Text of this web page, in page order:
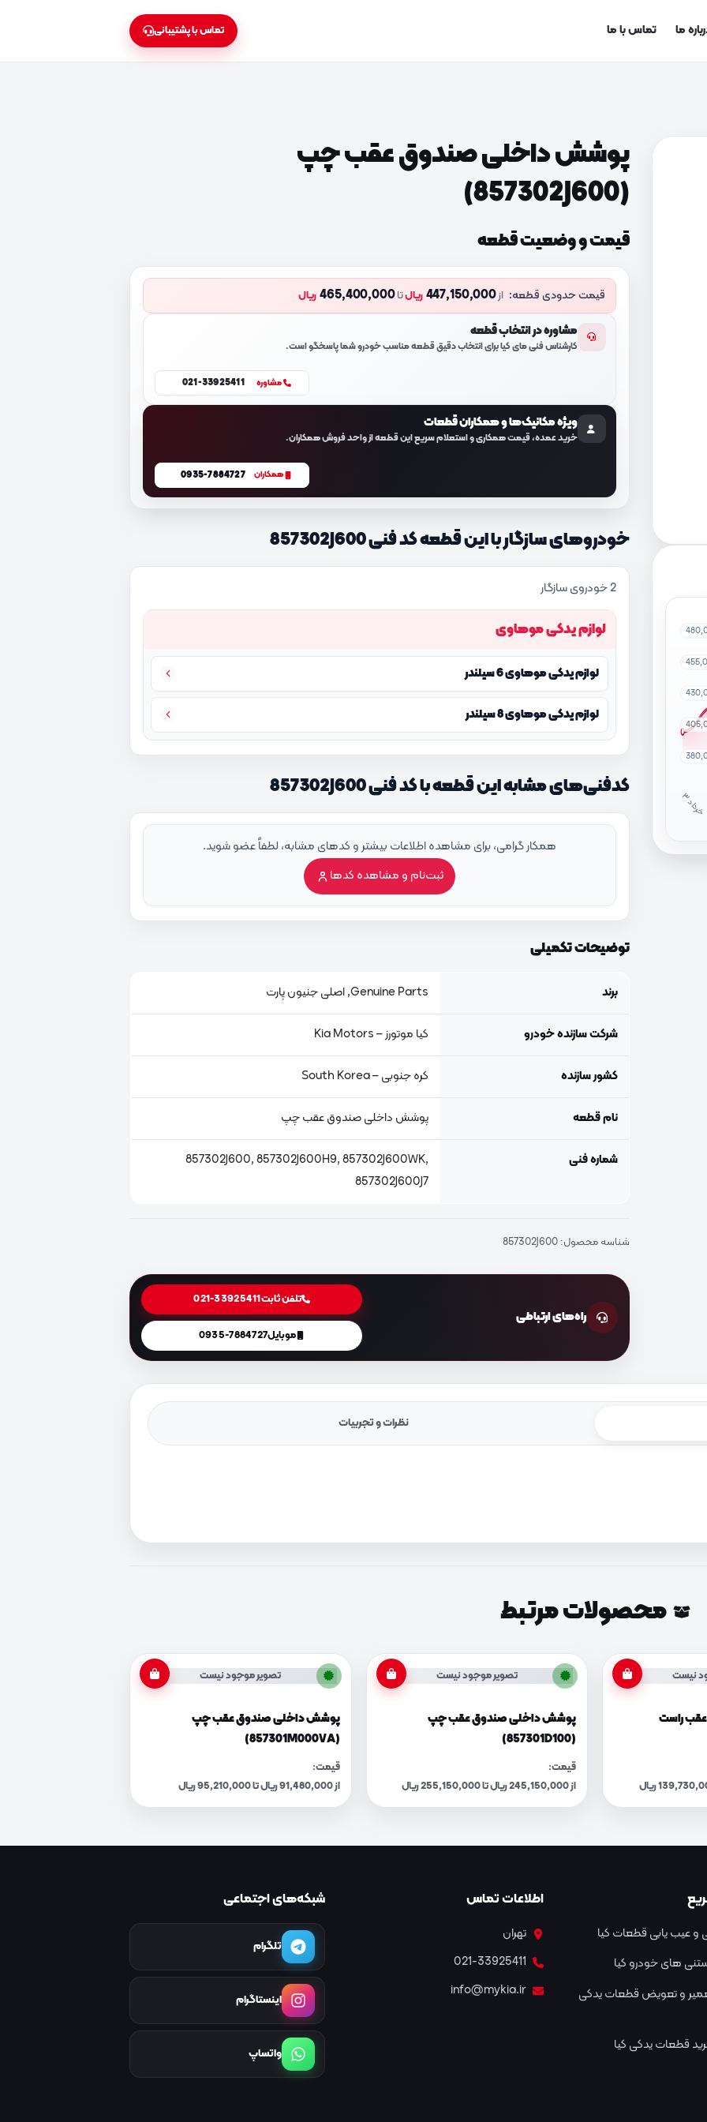
ما تماس با ما تماس با پشتیبانی
خ
ر
داد
۳
پوشش داخلی صندوق عقب چپ
(857302J600)
قیمت و وضعیت قطعه
قیمت حدودی قطعه: از447,150,000 ریالتا465,400,000 ریال
مشاوره در انتخاب قطعه
کارشناس فنی مای کیا برای انتخاب دقیق قطعه مناسب خودرو شما پاسخگو است.
مشاوره 021-33925411
ویژه مکانیک‌ها و همکاران قطعات
خرید عمده، قیمت همکاری و استعلام سریع این قطعه از واحد فروش همکاران.
همکاران 0935-7884727
خودروهای سازگار با این قطعه کد فنی 857302J600
2 خودروی سازگار
لوازم یدکی موهاوی
لوازم یدکی موهاوی 6 سیلندر
لوازم یدکی موهاوی 8 سیلندر
کدفنی‌های مشابه این قطعه با کد فنی 857302J600
همکار گرامی، برای مشاهده اطلاعات بیشتر و کدهای مشابه، لطفاً عضو شوید.
ثبت‌نام و مشاهده کدها
توضیحات تکمیلی
برند Genuine Parts, اصلی جنیون پارت
شرکت سازنده خودرو کیا موتورز – Kia Motors
کشور سازنده کره جنوبی – South Korea
نام قطعه پوشش داخلی صندوق عقب چپ
شماره فنی
857302J600, 857302J600H9, 857302J600WK,
857302J600J7
شناسه محصول:857302J600
راه‌های ارتباطی
تلفن ثابت021-33925411
موبایل0935-7884727
نظرات و تجربیات
محصولات مرتبط
نیست
راست
تصویر موجود نیست
پوشش داخلی صندوق عقب چپ
(857301D100)
قیمت:
از 245,150,000 ریال تا 255,150,000 ریال
تصویر موجود نیست
پوشش داخلی صندوق عقب چپ
(857301M000VA)
قیمت:
از 91,480,000 ریال تا 95,210,000 ریال
و عیب یابی قطعات کیا
های خودرو کیا
و تعویض قطعات یدکی
قطعات یدکی کیا
اطلاعات تماس
تهران
021-33925411
info@mykia.ir
شبکه‌های اجتماعی
تلگرام
اینستاگرام
واتساپ